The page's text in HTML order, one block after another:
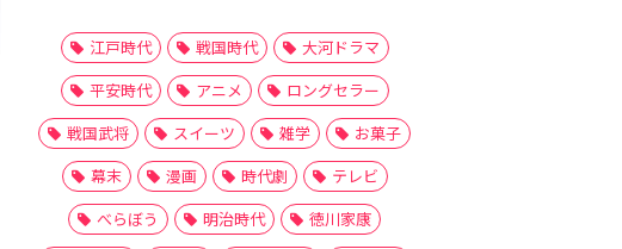
江戸時代 戦国時代
大河ドラマ
平安時代
アニメ
ロングセラー
戦国武将
スイーツ 雑学
お菓子
幕末
漫画 時代劇
テレビ
べらぼう
明治時代
徳川家康